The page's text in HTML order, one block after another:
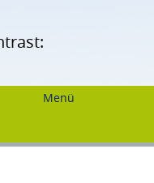
Menü